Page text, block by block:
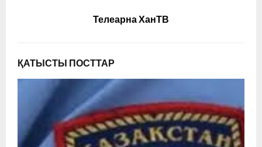
Телеарна ХанТВ
ҚАТЫСТЫ ПОСТТАР